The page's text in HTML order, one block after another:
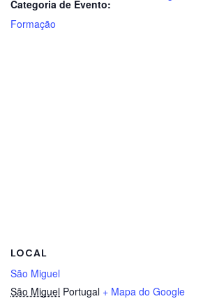
Categoria de Evento:
Formação
LOCAL
São Miguel
São Miguel Portugal + Mapa do Google